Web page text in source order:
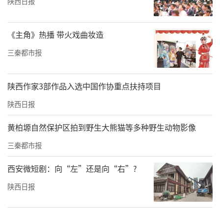
《主角》热播 带火戏曲妆造
三秦都市报
陕西作家3部作品入选中国作协重点扶持项目
陕西日报
黄柏塬自然保护区拍到野生大熊猫等多种野生动物影像
三秦都市报
西安微短剧：向“左”还是向“右”?
陕西日报